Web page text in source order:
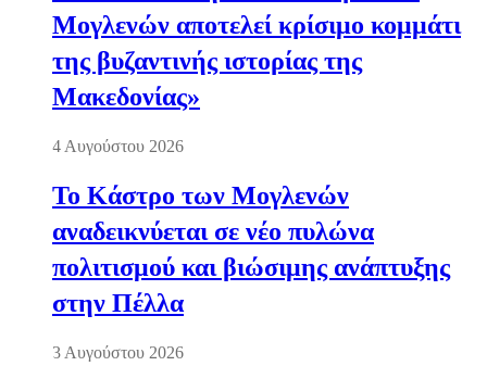
Μογλενών αποτελεί κρίσιμο κομμάτι
της βυζαντινής ιστορίας της
Μακεδονίας»
4 Αυγούστου 2026
Το Κάστρο των Μογλενών
αναδεικνύεται σε νέο πυλώνα
πολιτισμού και βιώσιμης ανάπτυξης
στην Πέλλα
3 Αυγούστου 2026